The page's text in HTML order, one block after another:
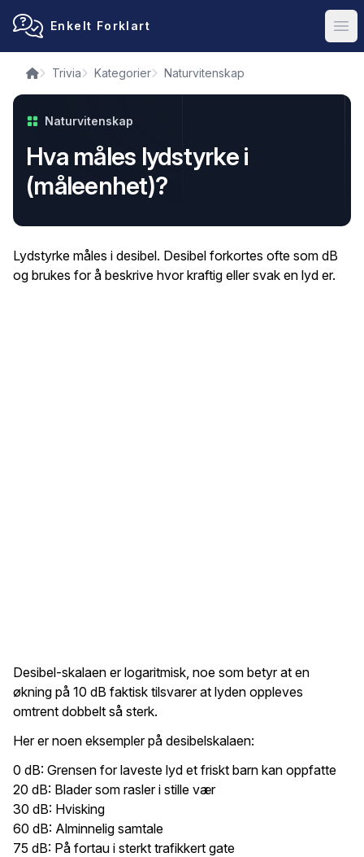
Enkelt Forklart
Trivia Kategorier Naturvitenskap
Naturvitenskap
Hva måles lydstyrke i
(måleenhet)?
Lydstyrke måles i desibel. Desibel forkortes ofte som dB
og brukes for å beskrive hvor kraftig eller svak en lyd er.
Desibel-skalaen er logaritmisk, noe som betyr at en
økning på 10 dB faktisk tilsvarer at lyden oppleves
omtrent dobbelt så sterk.
Her er noen eksempler på desibelskalaen:
0 dB: Grensen for laveste lyd et friskt barn kan oppfatte
20 dB: Blader som rasler i stille vær
30 dB: Hvisking
60 dB: Alminnelig samtale
75 dB: På fortau i sterkt trafikkert gate